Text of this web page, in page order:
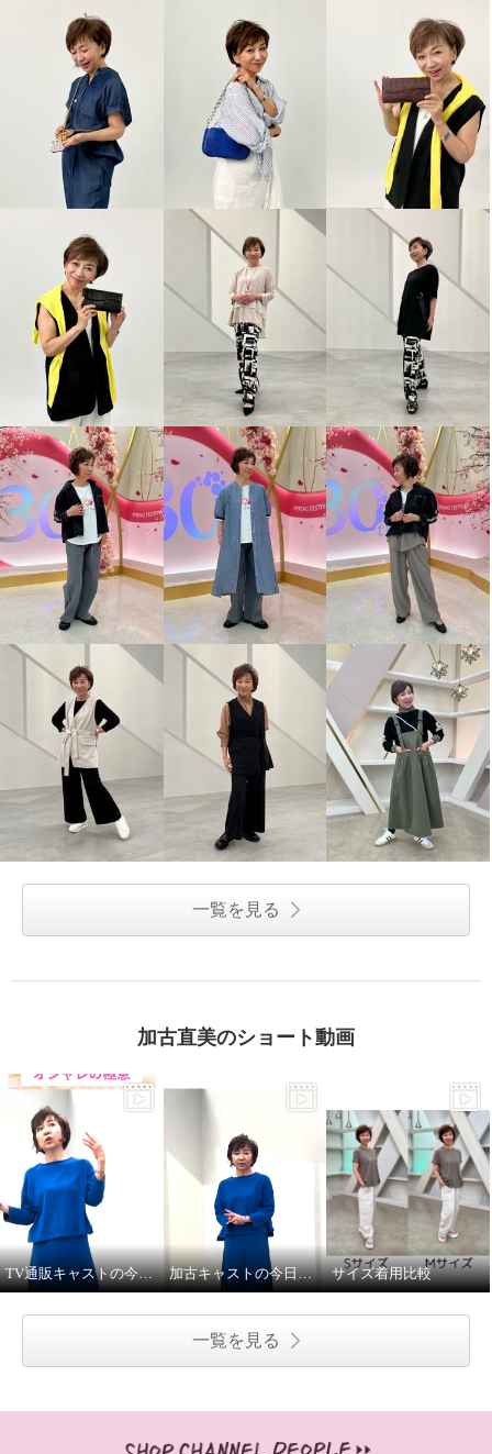
一覧を見る
加古直美のショート動画
TV通販キャストの今日の私服② 加古キャストの今日の私服① サイズ着用比較
一覧を見る